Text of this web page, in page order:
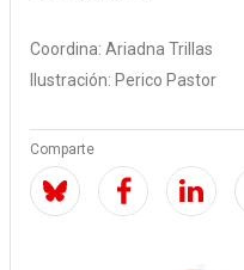
Coordina: Ariadna Trillas
Ilustración: Perico Pastor
Comparte